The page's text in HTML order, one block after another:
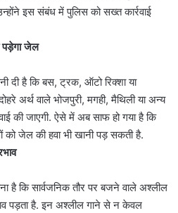
इस संबंध में पुलिस को सख्त कार्रवाई
पड़ेगा जेल
दी है कि बस, ट्रक, ऑटो रिक्शा या
अर्थ वाले भोजपुरी, मगही, मैथिली या अन्य
की जाएगी. ऐसे में अब साफ हो गया है कि
जेल की हवा भी खानी पड़ सकती है.
है कि सार्वजनिक तौर पर बजने वाले अश्लील
पड़ता है. इन अश्लील गाने से न केवल